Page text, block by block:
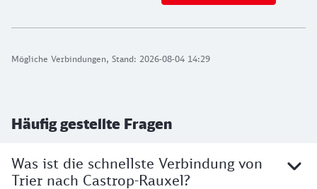
Mögliche Verbindungen, Stand: 2026-08-04 14:29
Häufig gestellte Fragen
Was ist die schnellste Verbindung von
Trier nach Castrop-Rauxel?